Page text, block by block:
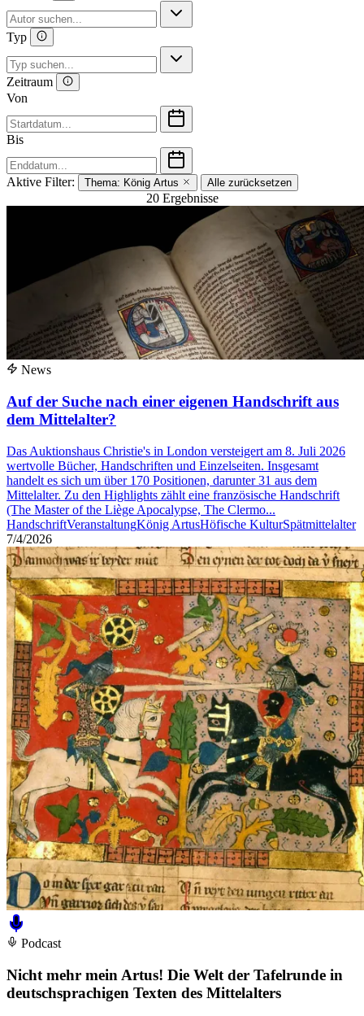
Typ
Zeitraum
Von
Bis
Aktive Filter: Thema: König Artus Alle zurücksetzen
20 Ergebnisse
News
Auf der Suche nach einer eigenen Handschrift aus
dem Mittelalter?
Das Auktionshaus Christie's in London versteigert am 8. Juli 2026
wertvolle Bücher, Handschriften und Einzelseiten. Insgesamt
handelt es sich um über 170 Positionen, darunter 31 aus dem
Mittelalter. Zu den Highlights zählt eine französische Handschrift
(The Master of the Liège Apocalypse, The Clermo...
HandschriftVeranstaltungKönig ArtusHöfische KulturSpätmittelalter
7/4/2026
Podcast
Nicht mehr mein Artus! Die Welt der Tafelrunde in
deutschsprachigen Texten des Mittelalters